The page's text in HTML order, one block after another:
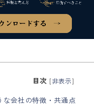
目次 [非表示]
な会社の特徴・共通点